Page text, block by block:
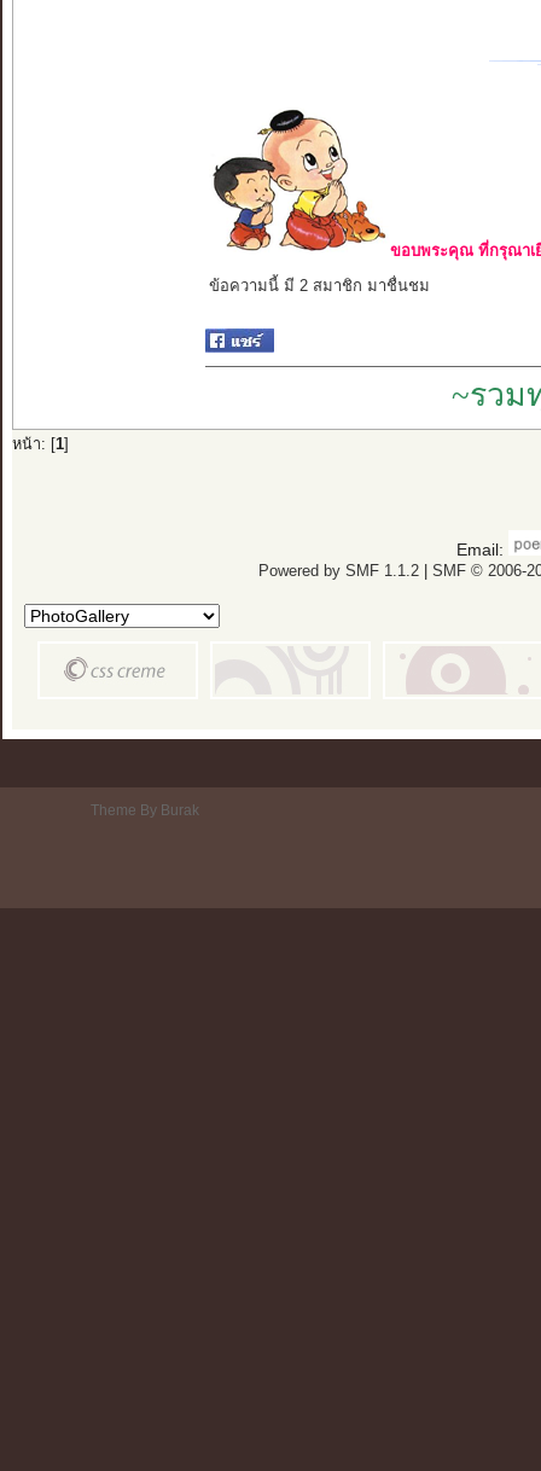
ขอบพระคุณ ที่กรุณาเ
ข้อความนี้ มี 2 สมาชิก มาชื่นชม
~รวม
หน้า: [ 1]
Email:
Powered by SMF 1.1.2| SMF © 2006-
Theme By Burak